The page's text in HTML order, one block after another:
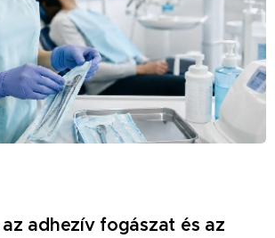
adhezív fogászat és az